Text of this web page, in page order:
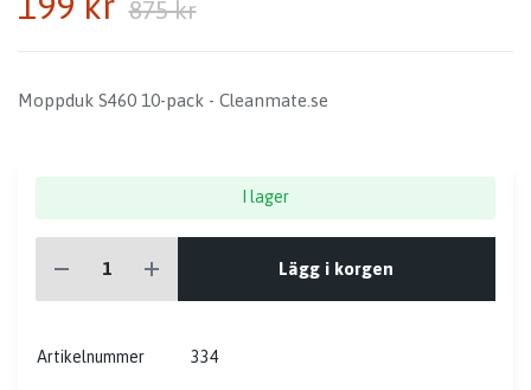
875 kr
Moppduk S460 10-pack - Cleanmate.se
I lager
Lägg i korgen
Artikelnummer 334